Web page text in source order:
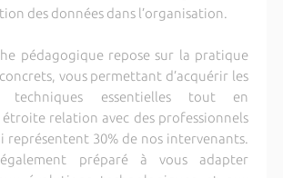
des données dans l’organisation.
pédagogique repose sur la pratique
vous permettant d’acquérir les
techniques essentielles tout en
relation avec des professionnels
représentent 30% de nos intervenants.
préparé à vous adapter